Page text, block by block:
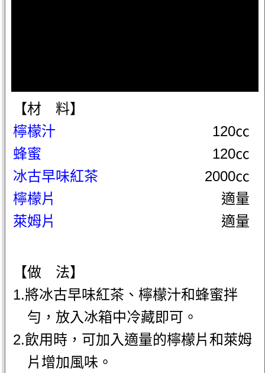
【材 料】
檸檬汁
120㏄
蜂蜜
120㏄
冰古早味紅茶
2000㏄
檸檬片
適量
萊姆片
適量
【做 法】
1.將冰古早味紅茶、檸檬汁和蜂蜜拌
勻，放入冰箱中冷藏即可。
2.飲用時，可加入適量的檸檬片和萊姆
片增加風味。